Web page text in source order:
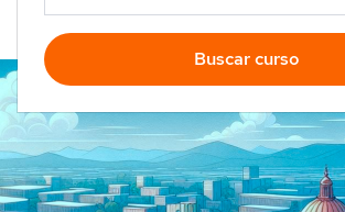
Buscar curso